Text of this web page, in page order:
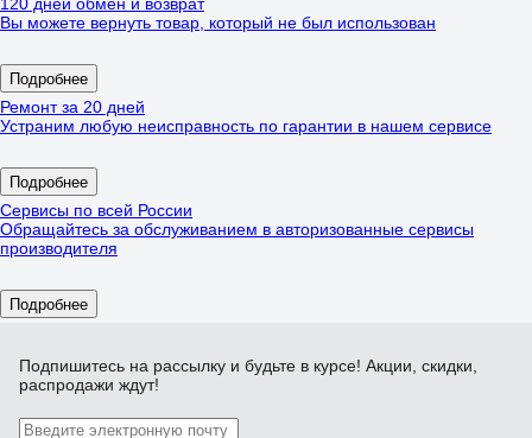
Вы можете вернуть товар, который не был использован
Подробнее
Ремонт за 20 дней
Устраним любую неисправность по гарантии в нашем сервисе
Подробнее
Сервисы по всей России
Обращайтесь за обслуживанием в авторизованные сервисы
производителя
Подробнее
Подпишитесь на рассылку и будьте в курсе! Акции, скидки,
распродажи ждут!